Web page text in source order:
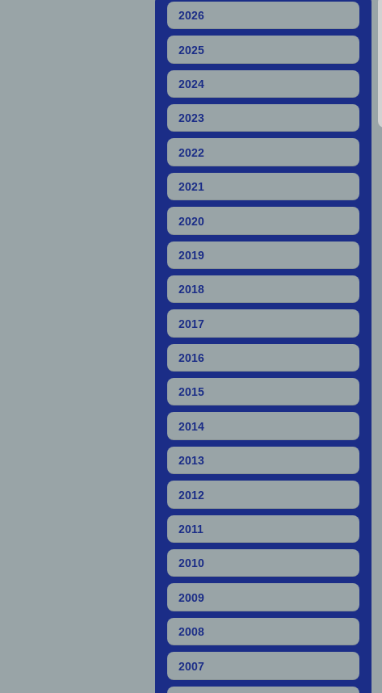
2026
2025
2024
2023
2022
2021
2020
2019
2018
2017
2016
2015
2014
2013
2012
2011
2010
2009
2008
2007